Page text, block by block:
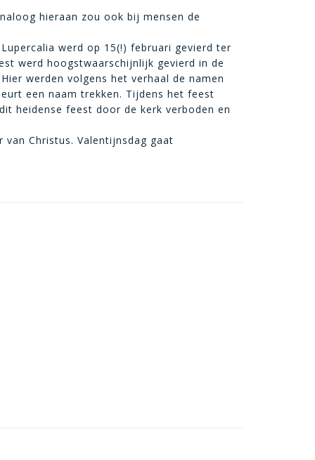
hieraan zou ook bij mensen de
werd op 15(!) februari gevierd ter
werd hoogstwaarschijnlijk gevierd in de
werden volgens het verhaal de namen
een naam trekken. Tijdens het feest
heidense feest door de kerk verboden en
Christus. Valentijnsdag gaat